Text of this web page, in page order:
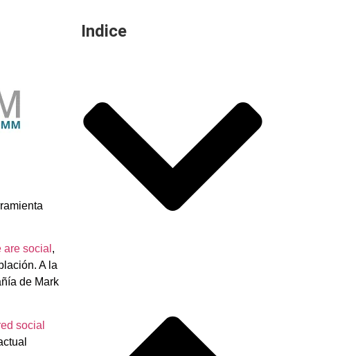
are social ,
A la
de Mark
social
Indice